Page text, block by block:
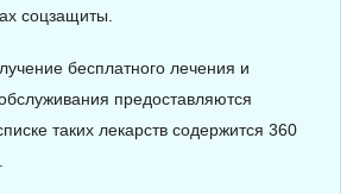
соцзащиты.
бесплатного лечения и
предоставляются
таких лекарств содержится 360